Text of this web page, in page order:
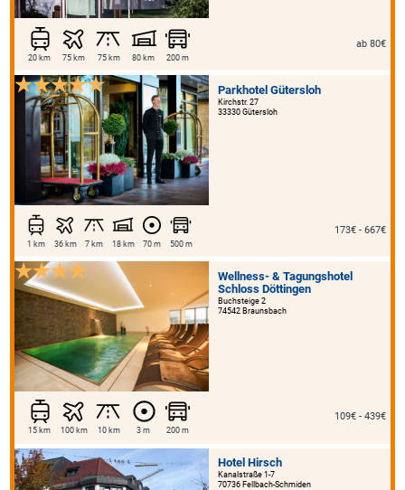
20 km 75 km 75 km 80 km 200 m
ab 80€
Parkhotel Gütersloh
Kirchstr. 27
33330 Gütersloh
1 km 36 km 7 km 18 km 70 m 500 m
173€ - 667€
Wellness- & Tagungshotel
Schloss Döttingen
Buchsteige 2
74542 Braunsbach
15 km 100 km 10 km 3 m 200 m
109€ - 439€
Hotel Hirsch
Kanalstraße 1-7
70736 Fellbach-Schmiden